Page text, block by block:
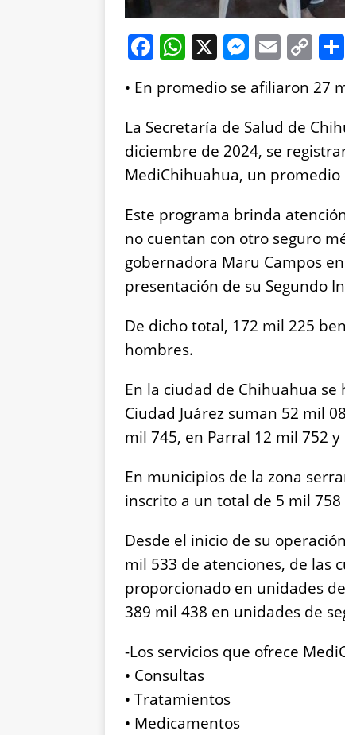
F
c
e
b
o
k
W
at
s
A
p
X M
e
ss
e
n
g
er
E
ai
l
C
p
y
Li
n
•⁠ ⁠En promedio se afiliaron 27
La Secretaría de Salud de
diciembre de 2024, se
MediChihuahua, un
Este programa brinda
no cuentan con otro seguro
gobernadora Maru Campos
presentación de su Segundo
De dicho total, 172 mil 225
hombres.
En la ciudad de Chihuahua
Ciudad Juárez suman 52 mil
mil 745, en Parral 12 mil 752
En municipios de la zona
inscrito a un total de 5 mil 758
Desde el inicio de su
mil 533 de atenciones, de las
proporcionado en unidades
389 mil 438 en unidades de
-Los servicios que ofrece
•⁠ ⁠Consultas
•⁠ ⁠Tratamientos
•⁠ ⁠Medicamentos